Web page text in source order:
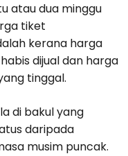
atau dua minggu
tiket
kerana harga
dijual dan harga
tinggal.
di bakul yang
daripada
musim puncak.